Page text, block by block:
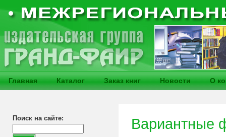
Главная Каталог Заказ книг Новости О
Поиск на сайте: Вариантные